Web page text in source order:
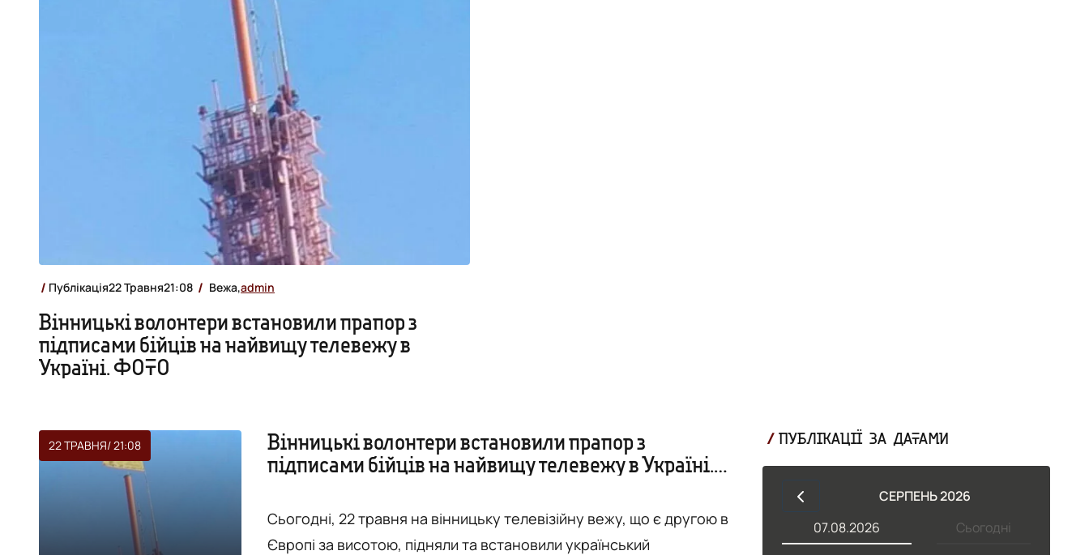
Публікація22 Травня21:08 Вежа,admin
Вінницькі волонтери встановили прапор з
підписами бійців на найвищу телевежу в
Україні. ФОТО
22 ТРАВНЯ/ 21:08
Вінницькі волонтери встановили прапор з
підписами бійців на найвищу телевежу в Україні.
Сьогодні, 22 травня на вінницьку телевізійну вежу, що є другою в
Європі за висотою, підняли та встановили український
ПУБЛІКАЦІЇ ЗА ДАТАМИ
СЕРПЕНЬ 2026
Сьогодні
07.08.2026